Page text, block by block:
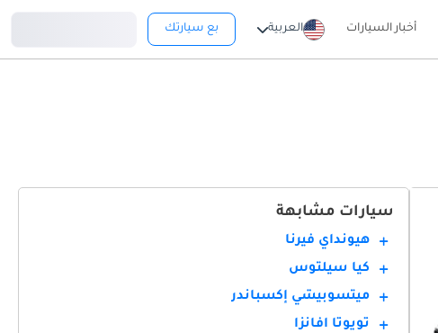
أخبار السيارات العربية بع سيارتك
سيارات مشابهة
هيونداي فيرنا
كيا سيلتوس
ميتسوبيشي إكسباندر
تويوتا أفانزا